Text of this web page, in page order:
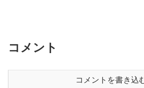
コメント
コメントを書き込